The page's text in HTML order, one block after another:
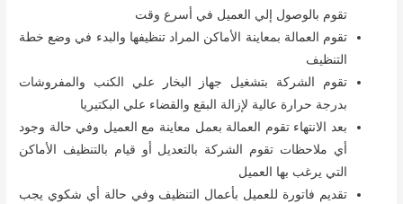
تقوم بالوصول إلي العميل في أسرع وقت
تقوم العمالة بمعاينة الأماكن المراد تنظيفها والبدء في وضع خطة
التنظيف
تقوم الشركة بتشغيل جهاز البخار علي الكنب والمفروشات
بدرجة حرارة عالية لإزالة البقع والقضاء علي البكتيريا
بعد الانتهاء تقوم العمالة بعمل معاينة مع العميل وفي حالة وجود
أي ملاحظات تقوم الشركة بالتعديل أو قيام بالتنظيف الأماكن
التي يرغب بها العميل
تقديم فاتورة للعميل بأعمال التنظيف وفي حالة أي شكوي يجب